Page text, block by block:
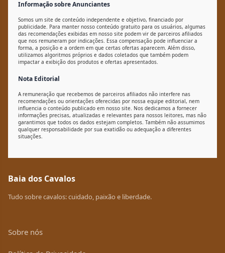
Informação sobre Anunciantes
Somos um site de conteúdo independente e objetivo, financiado por
publicidade. Para manter nosso conteúdo gratuito para os usuários, algumas
das recomendações exibidas em nosso site podem vir de parceiros afiliados
que nos remuneram por indicações. Essa compensação pode influenciar a
forma, a posição e a ordem em que certas ofertas aparecem. Além disso,
utilizamos algoritmos próprios e dados coletados que também podem
impactar a exibição dos produtos e ofertas apresentados.
Nota Editorial
A remuneração que recebemos de parceiros afiliados não interfere nas
recomendações ou orientações oferecidas por nossa equipe editorial, nem
influencia o conteúdo publicado em nosso site. Nos dedicamos a fornecer
informações precisas, atualizadas e relevantes para nossos leitores, mas não
garantimos que todos os dados estejam completos. Também não assumimos
qualquer responsabilidade por sua exatidão ou adequação a diferentes
situações.
Baia dos Cavalos
Tudo sobre cavalos: cuidado, paixão e liberdade.
Sobre nós